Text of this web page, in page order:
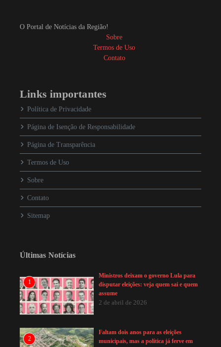
O Portal de Notícias da Região!
Sobre
Termos de Uso
Contato
Links importantes
Política de Privacidade
Página de Isenção de Responsabilidade
Página de Transparência
Termos de Uso
Sobre
Contato
Sitemap
Últimas Notícias
1
Ministros deixam o governo Lula para
disputar eleições: veja quem sai e quem
assume
2 de abril de 2026
2
Faltam dois anos para as eleições
municipais, mas a política já ferve em